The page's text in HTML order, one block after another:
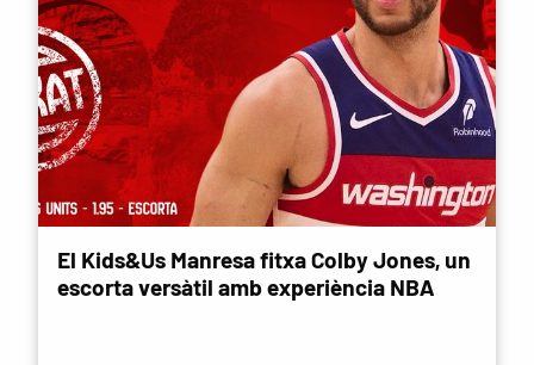
El Kids&Us Manresa fitxa Colby Jones, un
escorta versàtil amb experiència NBA